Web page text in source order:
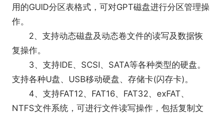
用的GUID分区表格式，可对GPT磁盘进行分区管理操
作。
2、支持动态磁盘及动态卷文件的读写及数据恢
复操作。
3、支持IDE、SCSI、SATA等各种类型的硬盘。
支持各种U盘、USB移动硬盘、存储卡(闪存卡)。
4、支持FAT12、FAT16、FAT32、exFAT、
NTFS文件系统，可进行文件读写操作，包括复制文